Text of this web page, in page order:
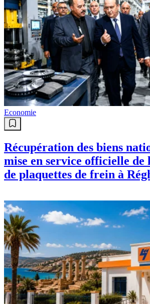
Economie
Récupération des biens
mise en service officielle de
de plaquettes de frein à